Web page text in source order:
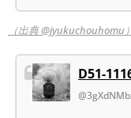
（出典 @jyukuchouhomu）
D51-